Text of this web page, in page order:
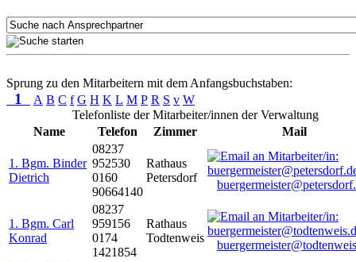
Sprung zu den Mitarbeitern mit dem Anfangsbuchstaben:
1 A B C f G H K L M P R S v W
Telefonliste der Mitarbeiter/innen der Verwaltung
Name
Telefon Zimmer Mail
1. Bgm. Binder
Dietrich
08237
952530
0160
90664140
Rathaus
Petersdorf
1. Bgm. Carl
Konrad
08237
959156
0174
1421854
Rathaus
Todtenweis